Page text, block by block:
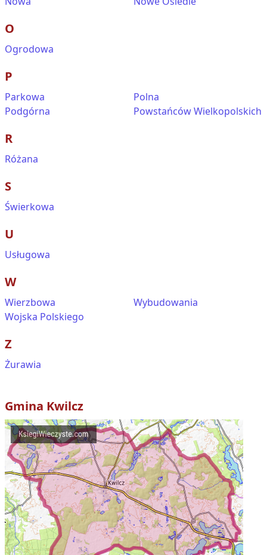
O
Ogrodowa
P
Parkowa
Podgórna
Polna
Powstańców Wielkopolskich
R
Różana
S
Świerkowa
U
Usługowa
W
Wierzbowa
Wojska Polskiego
Wybudowania
Z
Żurawia
Gmina Kwilcz